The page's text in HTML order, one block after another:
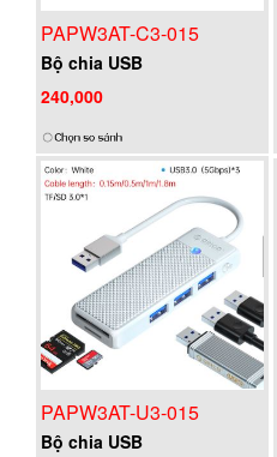
PAPW3AT-C3-015
Bộ chia USB
240,000
PAPW3AT-U3-015
Bộ chia USB